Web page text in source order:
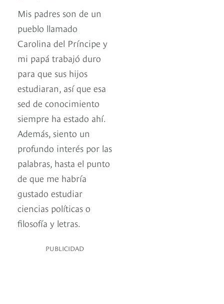
Mis padres son de un
pueblo llamado
Carolina del Príncipe y
mi papá trabajó duro
para que sus hijos
estudiaran, así que esa
sed de conocimiento
siempre ha estado ahí.
Además, siento un
profundo interés por las
palabras, hasta el punto
de que me habría
gustado estudiar
ciencias políticas o
filosofía y letras.
PUBLICIDAD